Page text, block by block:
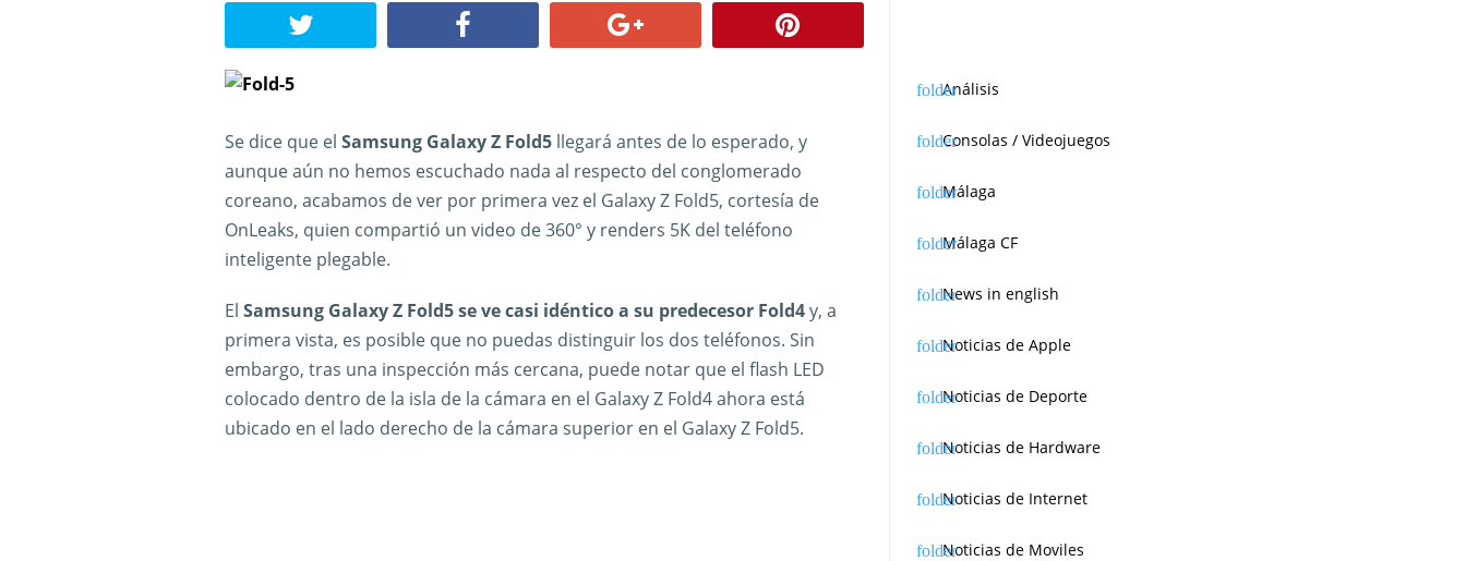
Se dice que el Samsung Galaxy Z Fold5 llegará antes de lo esperado, y
aunque aún no hemos escuchado nada al respecto del conglomerado
coreano, acabamos de ver por primera vez el Galaxy Z Fold5, cortesía de
OnLeaks, quien compartió un video de 360° y renders 5K del teléfono
inteligente plegable.
El Samsung Galaxy Z Fold5 se ve casi idéntico a su predecesor Fold4y, a
primera vista, es posible que no puedas distinguir los dos teléfonos. Sin
embargo, tras una inspección más cercana, puede notar que el flash LED
colocado dentro de la isla de la cámara en el Galaxy Z Fold4 ahora está
ubicado en el lado derecho de la cámara superior en el Galaxy Z Fold5.
Análisis
Consolas / Videojuegos
Málaga
Málaga CF
News in english
Noticias de Apple
Noticias de Deporte
Noticias de Hardware
Noticias de Internet
Noticias de Moviles